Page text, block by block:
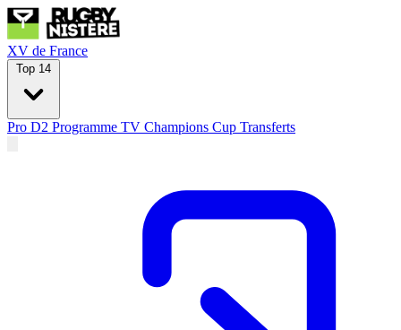
XV de France
Top 14
Pro D2 Programme TV Champions Cup Transferts